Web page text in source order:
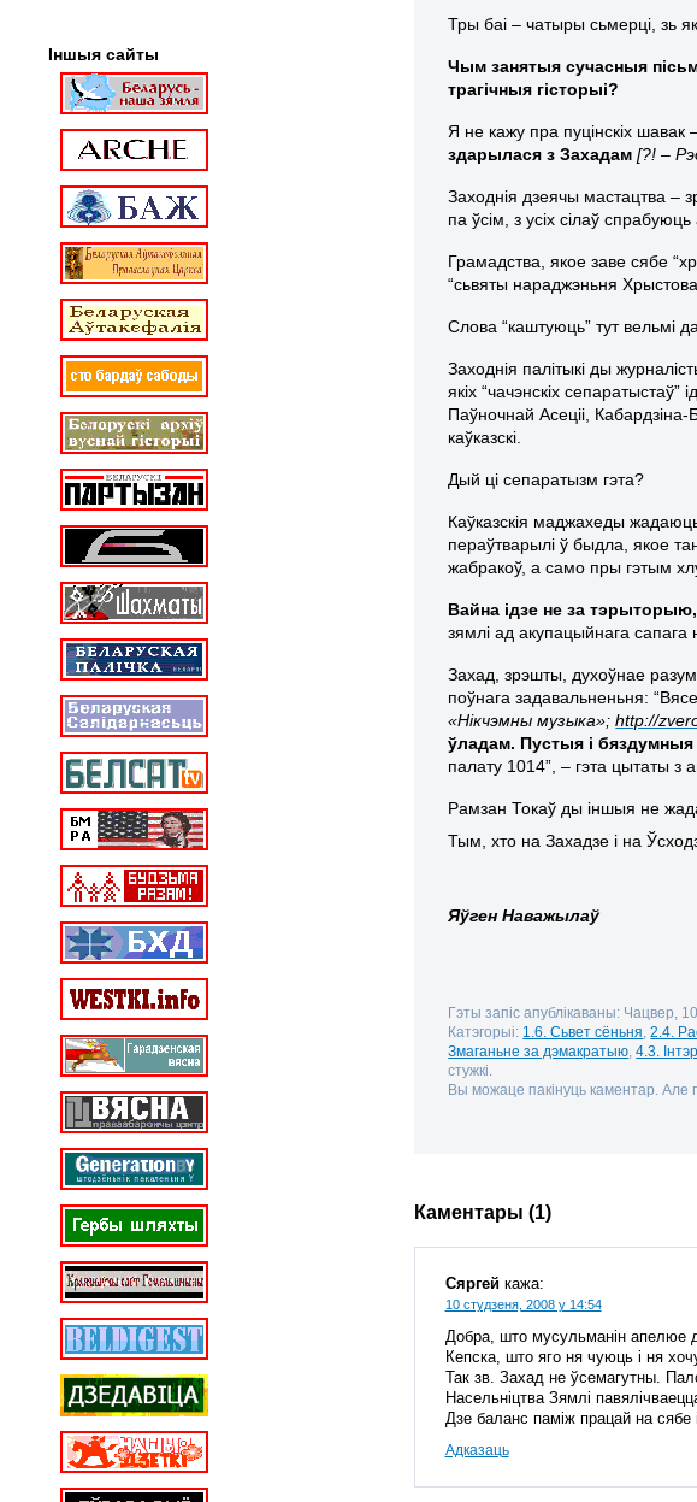
Тры баі – чатыры сьмерці, зь
Чым занятыя сучасныя
трагічныя гісторыі?
Я не кажу пра пуцінскіх шавак
здарылася з Захадам[?! –
Заходнія дзеячы мастацтва –
па ўсім, з усіх сілаў
Грамадства, якое заве сябе
“сьвяты нараджэньня
Слова “каштуюць” тут вельмі
Заходнія палітыкі ды
якіх “чачэнскіх
Паўночнай Асеціі,
каўказскі.
Дый ці сепаратызм гэта?
Каўказскія маджахеды
пераўтварылі ў быдла, якое
жабракоў, а само пры гэтым
Вайна ідзе не за
зямлі ад акупацыйнага
Захад, зрэшты, духоўнае
поўнага задавальненьня:
«Нікчэмны музыка»;http://
ўладам. Пустыя і бяздумныя
палату 1014”, – гэта цытаты з
Рамзан Токаў ды іншыя не
Тым, хто на Захадзе і на
Яўген Наважылаў
Гэты запіс апублікаваны: Чацвер,
Катэгорыі: 1.6. Сьвет сёньня ,2.4.
Змаганьне за дэмакратыю ,4.3.
стужкі.
Вы можаце пакінуць каментар. Але
Каментары (1)
Сяргей кажа:
10 студзеня, 2008 у 14:54
Добра, што мусульманін апелюе
Кепска, што яго ня чуюць і ня
Так зв. Захад не ўсемагутны.
Насельніцтва Зямлі
Дзе баланс паміж працай на
Адказаць
Іншыя сайты